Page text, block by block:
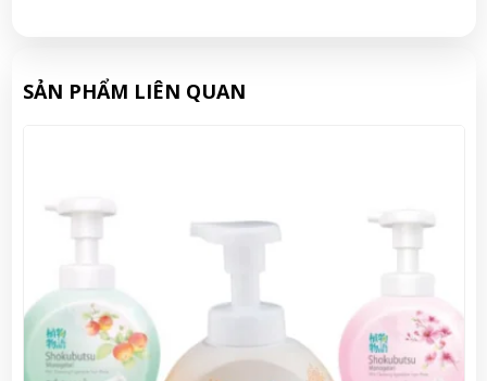
SẢN PHẨM LIÊN QUAN